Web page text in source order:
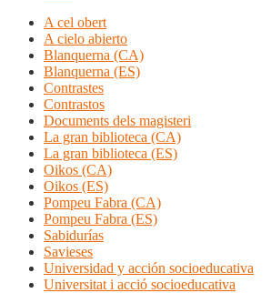
A cel obert
A cielo abierto
Blanquerna (CA)
Blanquerna (ES)
Contrastes
Contrastos
Documents dels magisteri
La gran biblioteca (CA)
La gran biblioteca (ES)
Oikos (CA)
Oikos (ES)
Pompeu Fabra (CA)
Pompeu Fabra (ES)
Sabidurías
Savieses
Universidad y acción socioeducativa
Universitat i acció socioeducativa